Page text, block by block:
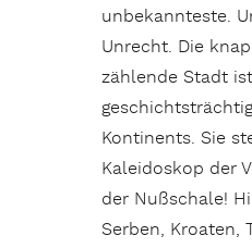
unbekannteste.
Unrecht. Die
zählende Stadt
Kontinents. Sie
Kaleidoskop der
der Nußschale!
Serben, Kroaten,